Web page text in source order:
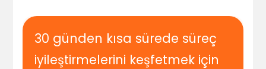
30 günden kısa sürede süreç
iyileştirmelerini keşfetmek için